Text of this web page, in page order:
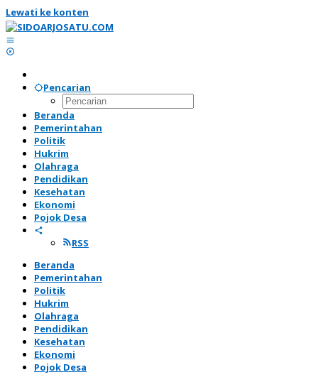
Lewati ke konten
Pencarian
Beranda
Pemerintahan
Politik
Hukrim
Olahraga
Pendidikan
Kesehatan
Ekonomi
Pojok Desa
RSS
Beranda
Pemerintahan
Politik
Hukrim
Olahraga
Pendidikan
Kesehatan
Ekonomi
Pojok Desa